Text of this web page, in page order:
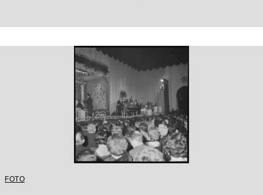
FOTO